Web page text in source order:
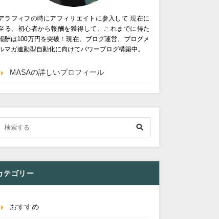
ラフィフの時にアフィリエイトに参入して 現在に
る。初心者から報酬を獲得して、これまでに得た
酬は100万円を突破！現在、ブログ運営、ブログメ
マガ連動型自動化に向けてパワーブログ構築中。
MASAの詳しいプロフィール
テゴリー
おすすめ